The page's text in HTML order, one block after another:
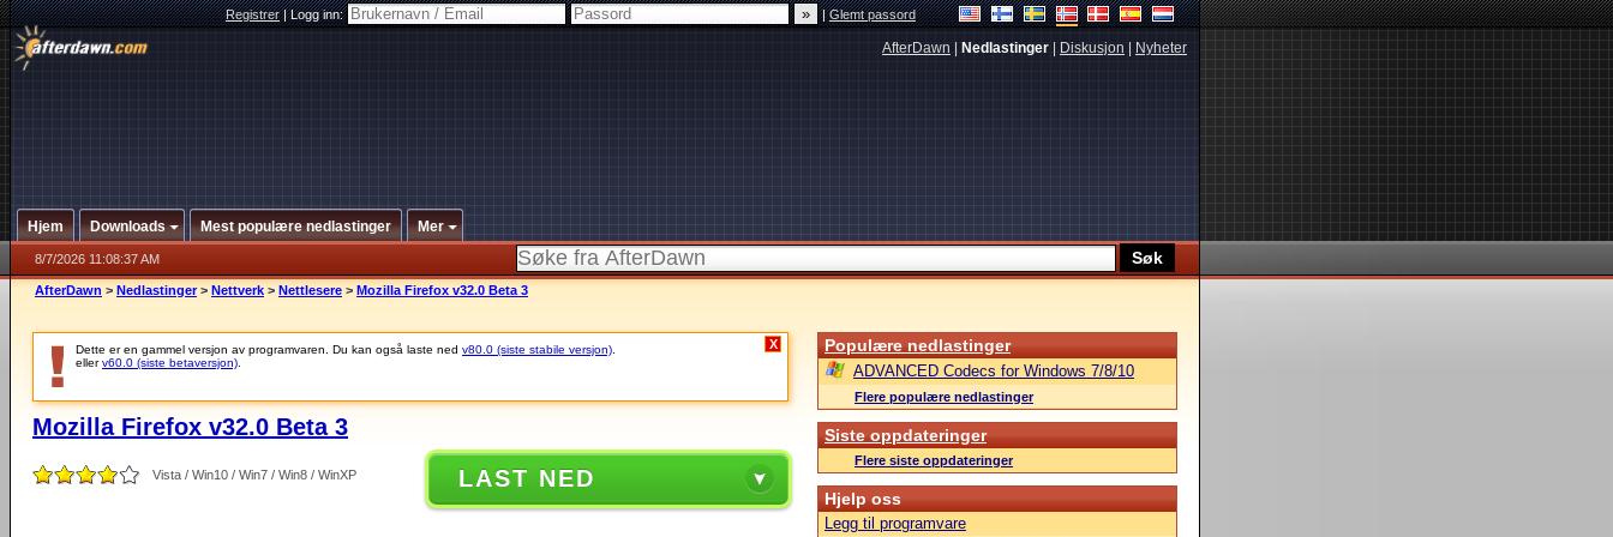
Registrer|Logg inn: |Glemt passord
AfterDawn Nedlastinger Diskusjon Nyheter
Hjem Downloads Mest populære nedlastinger Mer
8/7/2026 11:08:37 AM
AfterDawn > Nedlastinger > Nettverk > Nettlesere > Mozilla Firefox v32.0 Beta 3
Dette er en gammel versjon av programvaren. Du kan også laste ned v80.0 (siste stabile versjon)
ellerv60.0 (siste betaversjon)
X
Mozilla Firefox v32.0 Beta 3
Vista / Win10 / Win7 / Win8 / WinXP LAST NED
Populære nedlastinger
ADVANCED Codecs for Windows 7/8/10
Flere populære nedlastinger
Siste oppdateringer
Flere siste oppdateringer
Hjelp oss
Legg til programvare